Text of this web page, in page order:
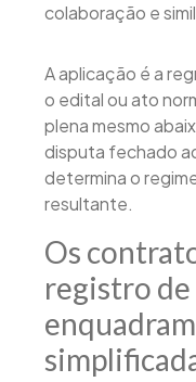
colaboração e
A aplicação é a
o edital ou ato
plena mesmo
disputa fechado
determina o
resultante.
Os
registro de